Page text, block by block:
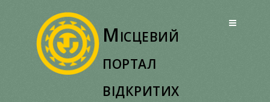
Місцевий
портал
відкритих